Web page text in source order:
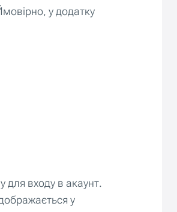
у додатку
для входу в акаунт.
у